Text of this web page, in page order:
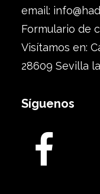
email:
Formulario de
Visítamos en:
28609 Sevilla
Síguenos